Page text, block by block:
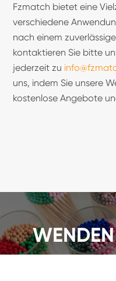
Fzmatch bietet eine
verschiedene
nach einem
kontaktieren Sie bitte
jederzeit zu
uns, indem Sie unsere
kostenlose Angebote